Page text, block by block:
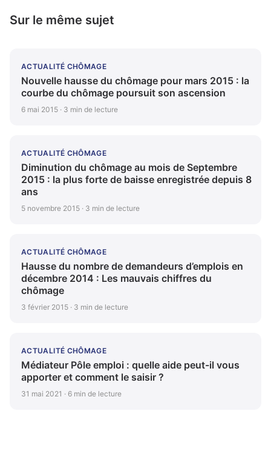
Sur le même sujet
ACTUALITÉ CHÔMAGE
Nouvelle hausse du chômage pour mars 2015 : la
courbe du chômage poursuit son ascension
6 mai 2015 · 3 min de lecture
ACTUALITÉ CHÔMAGE
Diminution du chômage au mois de Septembre
2015 : la plus forte de baisse enregistrée depuis 8
ans
5 novembre 2015 · 3 min de lecture
ACTUALITÉ CHÔMAGE
Hausse du nombre de demandeurs d’emplois en
décembre 2014 : Les mauvais chiffres du
chômage
3 février 2015 · 3 min de lecture
ACTUALITÉ CHÔMAGE
Médiateur Pôle emploi : quelle aide peut-il vous
apporter et comment le saisir ?
31 mai 2021 · 6 min de lecture